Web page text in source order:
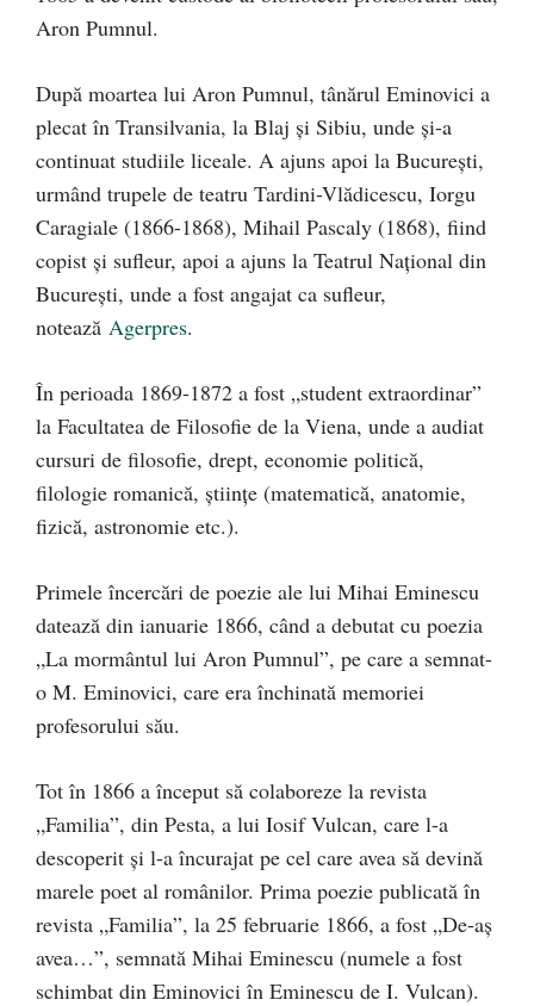
Aron Pumnul.
După moartea lui Aron Pumnul, tânărul Eminovici a
plecat în Transilvania, la Blaj şi Sibiu, unde şi-a
continuat studiile liceale. A ajuns apoi la Bucureşti,
urmând trupele de teatru Tardini-Vlădicescu, Iorgu
Caragiale (1866-1868), Mihail Pascaly (1868), fiind
copist şi sufleur, apoi a ajuns la Teatrul Naţional din
Bucureşti, unde a fost angajat ca sufleur,
notează Agerpres.
În perioada 1869-1872 a fost „student extraordinar”
la Facultatea de Filosofie de la Viena, unde a audiat
cursuri de filosofie, drept, economie politică,
filologie romanică, ştiinţe (matematică, anatomie,
fizică, astronomie etc.).
Primele încercări de poezie ale lui Mihai Eminescu
datează din ianuarie 1866, când a debutat cu poezia
„La mormântul lui Aron Pumnul”, pe care a semnat-
o M. Eminovici, care era închinată memoriei
profesorului său.
Tot în 1866 a început să colaboreze la revista
„Familia”, din Pesta, a lui Iosif Vulcan, care l-a
descoperit şi l-a încurajat pe cel care avea să devină
marele poet al românilor. Prima poezie publicată în
revista „Familia”, la 25 februarie 1866, a fost „De-aş
avea…”, semnată Mihai Eminescu (numele a fost
schimbat din Eminovici în Eminescu de I. Vulcan).